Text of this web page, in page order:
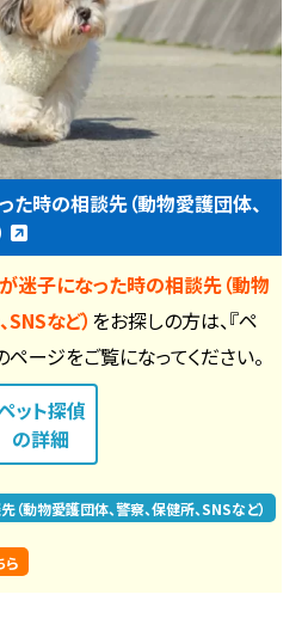
時の相談先（動物愛護団体、
迷子になった時の相談先（動物
など） をお探しの方は、『ペ
ページをご覧になってください。
ット探偵
の詳細
動物愛護団体、警察、保健所、SNSなど）
ら